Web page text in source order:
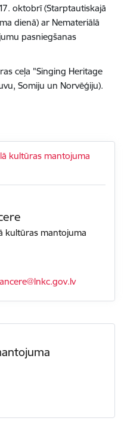
oktobrī (Starptautiskajā
dienā) ar Nemateriālā
pasniegšanas
ceļa "Singing Heritage
Somiju un Norvēģiju).
kultūras mantojuma
kultūras mantojuma